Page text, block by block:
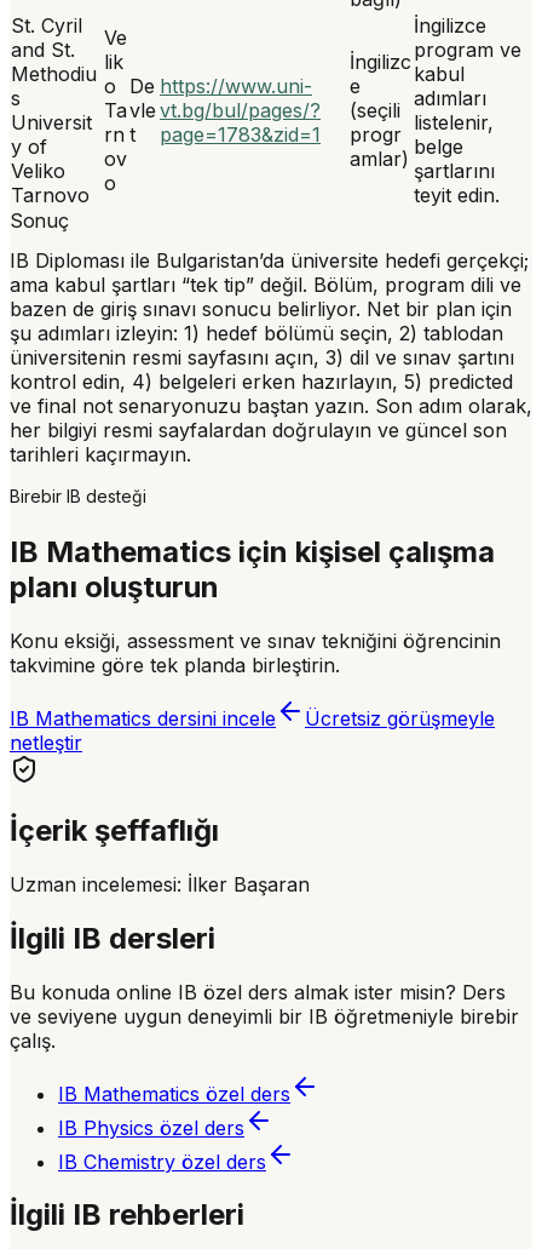
St. Cyril
and St.
Methodiu
s
Universit
y of
Veliko
Tarnovo
Ve
lik
o
Ta
rn
ov
o
De
vle
t
https://www.uni-
vt.bg/bul/pages/?
page=1783&zid=1
İngilizc
e
(seçili
progr
amlar)
İngilizce
program ve
kabul
adımları
listelenir,
belge
şartlarını
teyit edin.
Sonuç
IB Diploması ile Bulgaristan’da üniversite hedefi gerçekçi;
ama kabul şartları “tek tip” değil. Bölüm, program dili ve
bazen de giriş sınavı sonucu belirliyor. Net bir plan için
şu adımları izleyin: 1) hedef bölümü seçin, 2) tablodan
üniversitenin resmi sayfasını açın, 3) dil ve sınav şartını
kontrol edin, 4) belgeleri erken hazırlayın, 5) predicted
ve final not senaryonuzu baştan yazın. Son adım olarak,
her bilgiyi resmi sayfalardan doğrulayın ve güncel son
tarihleri kaçırmayın.
Birebir IB desteği
IB Mathematics için kişisel çalışma
planı oluşturun
Konu eksiği, assessment ve sınav tekniğini öğrencinin
takvimine göre tek planda birleştirin.
IB Mathematics dersini incele
Ücretsiz görüşmeyle
netleştir
İçerik şeffaflığı
Uzman incelemesi: İlker Başaran
İlgili IB dersleri
Bu konuda online IB özel ders almak ister misin? Ders
ve seviyene uygun deneyimli bir IB öğretmeniyle birebir
çalış.
IB Mathematics özel ders
IB Physics özel ders
IB Chemistry özel ders
İlgili IB rehberleri